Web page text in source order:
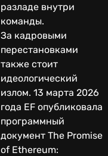
разладе внутри
команды.
За кадровыми
перестановками
также стоит
идеологический
излом. 13 марта 2026
года EF опубликовала
программный
документ The Promise
of Ethereum: